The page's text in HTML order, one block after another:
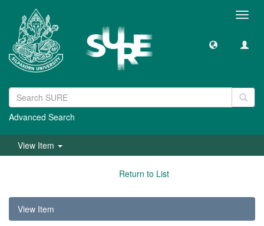
Advanced Search
View Item
Return to List
View Item